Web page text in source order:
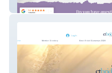
Cathy Walker | IBCLC